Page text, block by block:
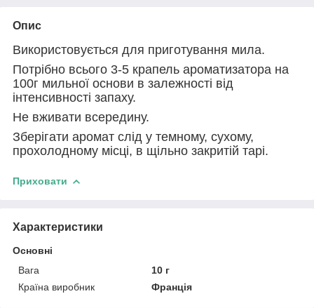
Опис
Використовується для приготування мила.
Потрібно всього 3-5 крапель ароматизатора на
100г мильної основи в залежності від
інтенсивності запаху.
Не вживати всередину.
Зберігати аромат слід у темному, сухому,
прохолодному місці, в щільно закритій тарі.
Приховати
Характеристики
Основні
Вага
10 г
Країна виробник
Франція